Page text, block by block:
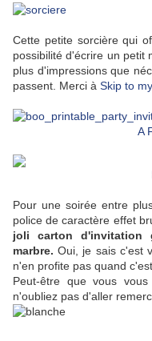
Cette petite sorcière qui
possibilité d'écrire un petit
plus d'impressions que
passent. Merci à Skip to
A
Pour une soirée entre
police de caractère effet
joli carton d'invitation
marbre. Oui, je sais c'est
n'en profite pas quand
Peut-être que vous
n'oubliez pas d'aller